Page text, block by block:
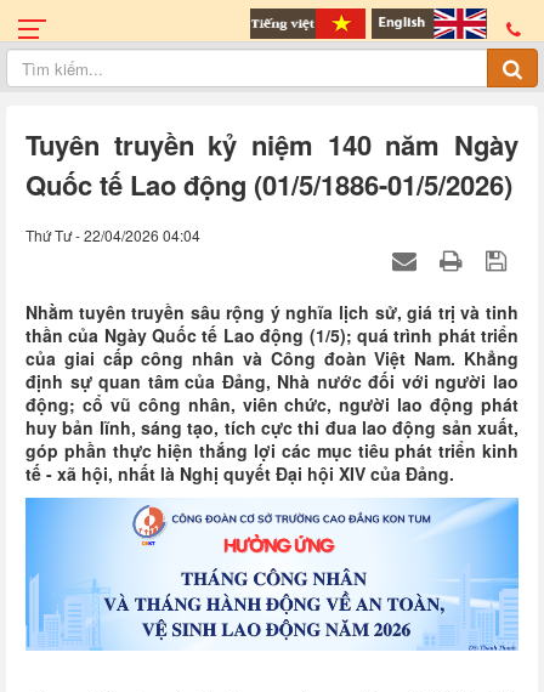
Tuyên truyền kỷ niệm 140 năm Ngày
Quốc tế Lao động (01/5/1886-01/5/2026)
Thứ Tư - 22/04/2026 04:04
Nhằm tuyên truyền sâu rộng ý nghĩa lịch sử, giá trị và tinh
thần của Ngày Quốc tế Lao động (1/5); quá trình phát triển
của giai cấp công nhân và Công đoàn Việt Nam. Khẳng
định sự quan tâm của Đảng, Nhà nước đối với người lao
động; cổ vũ công nhân, viên chức, người lao động phát
huy bản lĩnh, sáng tạo, tích cực thi đua lao động sản xuất,
góp phần thực hiện thắng lợi các mục tiêu phát triển kinh
tế - xã hội, nhất là Nghị quyết Đại hội XIV của Đảng.